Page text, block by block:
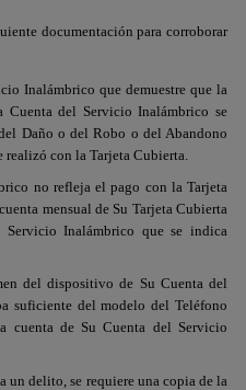
documentación para corroborar
Inalámbrico que demuestre que la
del Servicio Inalámbrico se
Daño o del Robo o del Abandono
con la Tarjeta Cubierta.
no refleja el pago con la Tarjeta
mensual de Su Tarjeta Cubierta
Inalámbrico que se indica
del dispositivo de Su Cuenta del
suficiente del modelo del Teléfono
cuenta de Su Cuenta del Servicio
un delito, se requiere una copia de la